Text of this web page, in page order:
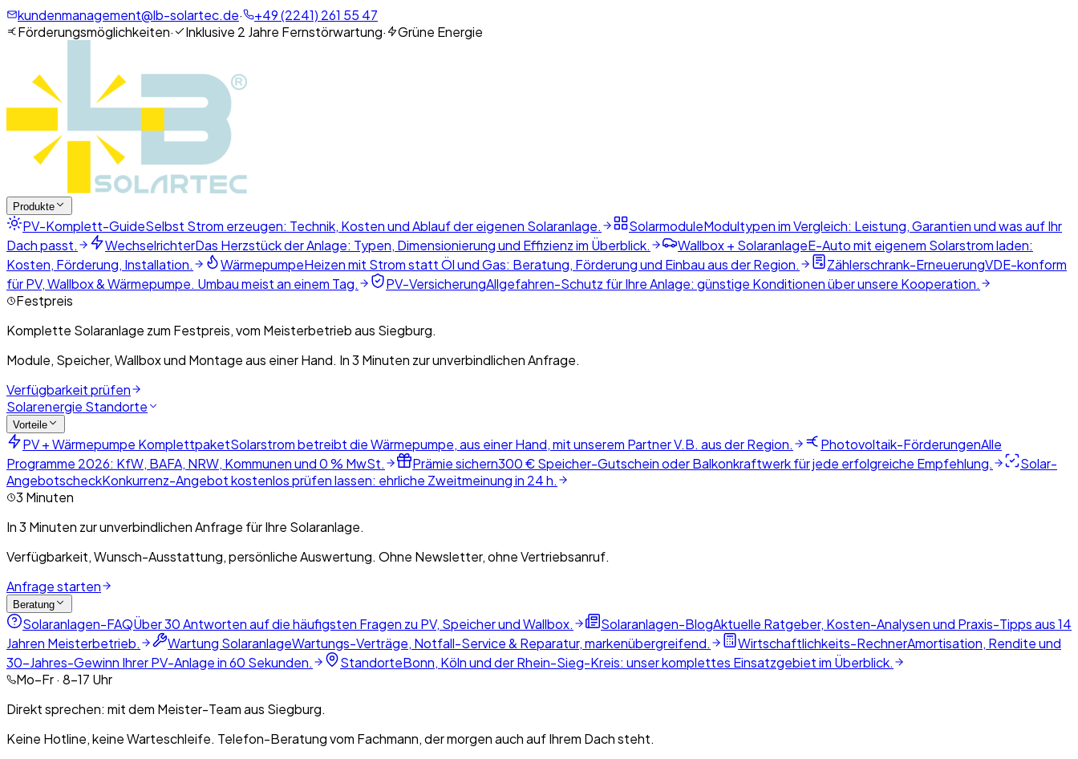
kundenmanagement@lb-solartec.de·
+49 (2241) 261 55 47
Förderungsmöglichkeiten· Inklusive 2 Jahre Fernstörwartung· Grüne Energie
Produkte
PV-Komplett-GuideSelbst Strom erzeugen: Technik, Kosten und Ablauf der eigenen Solaranlage. SolarmoduleModultypen im Vergleich: Leistung, Garantien und was auf Ihr
Dach passt.
WechselrichterDas Herzstück der Anlage: Typen, Dimensionierung und Effizienz im Überblick. Wallbox + SolaranlageE-Auto mit eigenem Solarstrom laden:
Kosten, Förderung, Installation.
WärmepumpeHeizen mit Strom statt Öl und Gas: Beratung, Förderung und Einbau aus der Region. Zählerschrank-ErneuerungVDE-konform
für PV, Wallbox & Wärmepumpe. Umbau meist an einem Tag.
PV-VersicherungAllgefahren-Schutz für Ihre Anlage: günstige Konditionen über unsere Kooperation.
Festpreis
Komplette Solaranlage zum Festpreis, vom Meisterbetrieb aus Siegburg.
Module, Speicher, Wallbox und Montage aus einer Hand. In 3 Minuten zur unverbindlichen Anfrage.
Verfügbarkeit prüfen
Solarenergie Standorte
Vorteile
PV + Wärmepumpe KomplettpaketSolarstrom betreibt die Wärmepumpe, aus einer Hand, mit unserem Partner V.B. aus der Region. Photovoltaik-FörderungenAlle
Programme 2026: KfW, BAFA, NRW, Kommunen und 0 % MwSt.
Prämie sichern300 € Speicher-Gutschein oder Balkonkraftwerk für jede erfolgreiche Empfehlung.
Solar-
AngebotscheckKonkurrenz-Angebot kostenlos prüfen lassen: ehrliche Zweitmeinung in 24 h.
3 Minuten
In 3 Minuten zur unverbindlichen Anfrage für Ihre Solaranlage.
Verfügbarkeit, Wunsch-Ausstattung, persönliche Auswertung. Ohne Newsletter, ohne Vertriebsanruf.
Anfrage starten
Beratung
Solaranlagen-FAQÜber 30 Antworten auf die häufigsten Fragen zu PV, Speicher und Wallbox. Solaranlagen-BlogAktuelle Ratgeber, Kosten-Analysen und Praxis-Tipps aus 14
Jahren Meisterbetrieb.
Wartung SolaranlageWartungs-Verträge, Notfall-Service & Reparatur, markenübergreifend. Wirtschaftlichkeits-RechnerAmortisation, Rendite und
30-Jahres-Gewinn Ihrer PV-Anlage in 60 Sekunden.
StandorteBonn, Köln und der Rhein-Sieg-Kreis: unser komplettes Einsatzgebiet im Überblick.
Mo–Fr · 8–17 Uhr
Direkt sprechen: mit dem Meister-Team aus Siegburg.
Keine Hotline, keine Warteschleife. Telefon-Beratung vom Fachmann, der morgen auch auf Ihrem Dach steht.